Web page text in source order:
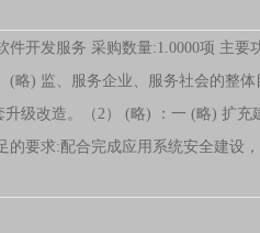
件开发服务 采购数量:1.0000项 主
(略) 监、服务企业、服务社会的整
升级改造。（2） (略) ：一 (略) 扩
的要求:配合完成应用系统安全建设